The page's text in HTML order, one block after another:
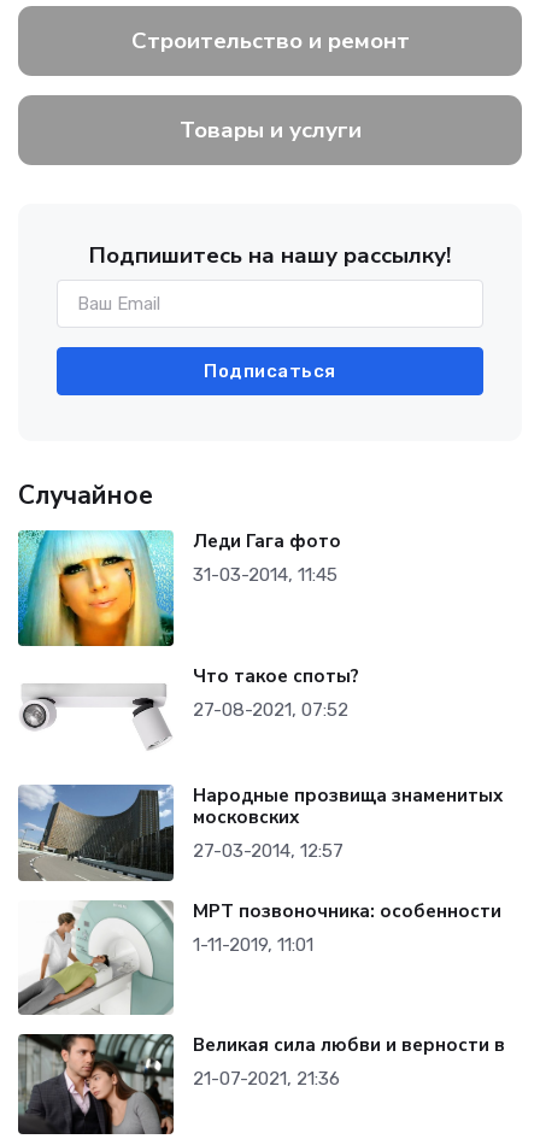
Строительство и ремонт
Товары и услуги
Подпишитесь на нашу рассылку!
Подписаться
Случайное
Леди Гага фото
31-03-2014, 11:45
Что такое споты?
27-08-2021, 07:52
Народные прозвища знаменитых
московских
27-03-2014, 12:57
МРТ позвоночника: особенности
1-11-2019, 11:01
Великая сила любви и верности в
21-07-2021, 21:36